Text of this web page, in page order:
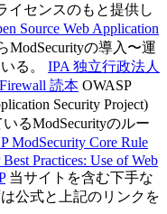
イセンスのもと提供し
Source Web Application
ModSecurityの導入〜運
る。 IPA 独立行政法人
読本 OWASP
Security Project)
るModSecurityのルー
ModSecurity Core Rule
Practices: Use of Web
当サイトを含む下手な
公式と上記のリンクを